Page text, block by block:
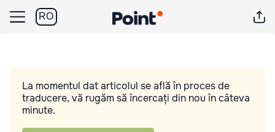
RO
La momentul dat articolul se află în proces de
traducere, vă rugăm să încercați din nou în câteva
minute.